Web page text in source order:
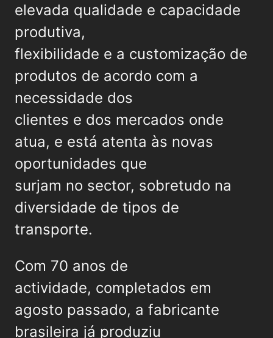
elevada qualidade e capacidade
produtiva,
flexibilidade e a customização de
produtos de acordo com a
necessidade dos
clientes e dos mercados onde
atua, e está atenta às novas
oportunidades que
surjam no sector, sobretudo na
diversidade de tipos de
transporte.
Com 70 anos de
actividade, completados em
agosto passado, a fabricante
brasileira já produziu